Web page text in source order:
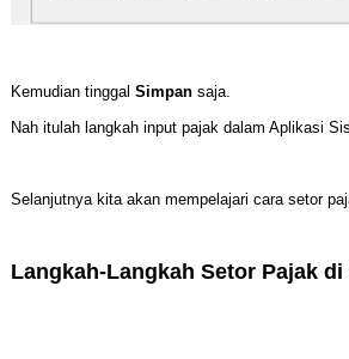
Kemudian tinggal Simpansaja.
Nah itulah langkah input pajak dalam Aplikasi
Selanjutnya kita akan mempelajari cara setor
Langkah-Langkah Setor Pajak